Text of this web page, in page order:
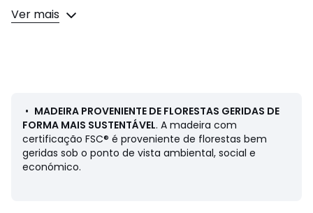
Descrição:
• Tecido 55% algodão, 45% poliéster, motivo de riscas, 300
Dimensões:
• Comprimento: 200 cm
• Largura: 100 cm
• Peso: 1,55 kg
Ver mais
• MADEIRA PROVENIENTE DE FLORESTAS GERIDAS DE
FORMA MAIS SUSTENTÁVEL. A madeira com
certificação FSC® é proveniente de florestas bem
geridas sob o ponto de vista ambiental, social e
económico.